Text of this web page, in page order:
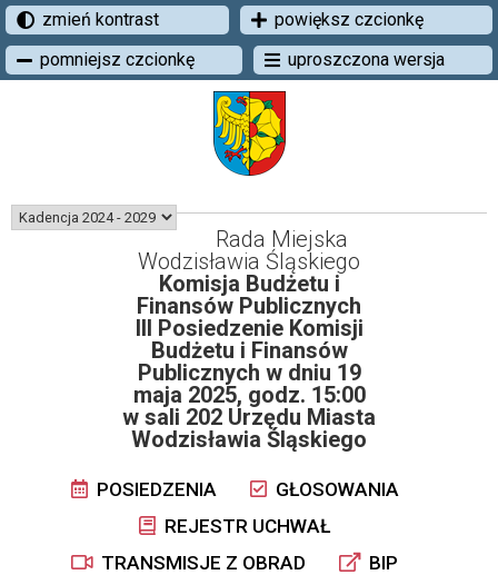
zmień kontrast
powiększ czcionkę
pomniejsz czcionkę
uproszczona wersja
Rada Miejska
Wodzisławia Śląskiego
Komisja Budżetu i
Finansów Publicznych
III Posiedzenie Komisji
Budżetu i Finansów
Publicznych w dniu 19
maja 2025, godz. 15:00
w sali 202 Urzędu Miasta
Wodzisławia Śląskiego
POSIEDZENIA
GŁOSOWANIA
REJESTR UCHWAŁ
TRANSMISJE Z OBRAD
BIP